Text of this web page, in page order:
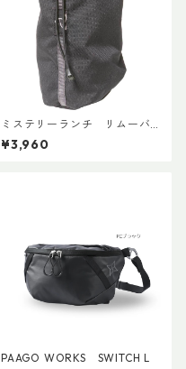
ミステリーランチ リムーバ
ブルウォーターボトルポケッ
ト
¥3,960
PAAGO WORKS SWITCH L